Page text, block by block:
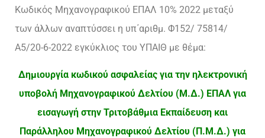
Κωδικός Μηχανογραφικού ΕΠΑΛ 10% 2022 μεταξύ
των άλλων αναπτύσσει η υπ΄αριθμ. Φ152/ 75814/
Α5/20-6-2022 εγκύκλιος του ΥΠΑΙΘ με θέμα:
Δημιουργία κωδικού ασφαλείας για την ηλεκτρονική
υποβολή Μηχανογραφικού Δελτίου (Μ.Δ.) ΕΠΑΛ για
εισαγωγή στην Τριτοβάθμια Εκπαίδευση και
Παράλληλου Μηχανογραφικού Δελτίου (Π.Μ.Δ.) για